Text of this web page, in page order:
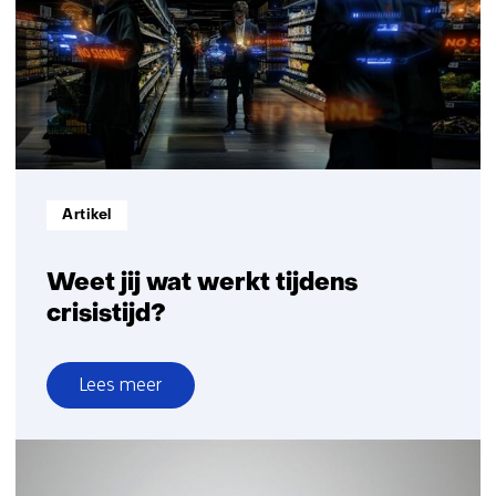
van
camouflage
Weet jij wat werkt tijdens
crisistijd?
Informatietype:
Artikel
Lees meer
over
Weet